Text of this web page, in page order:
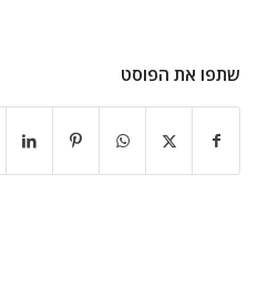
שתפו את הפוסט